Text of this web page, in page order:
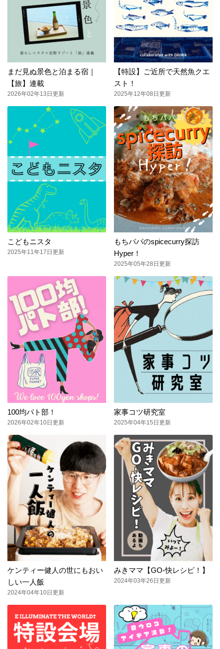
まだ見ぬ景色と泊まる宿｜
【旅】連載
2026年02年13日更新
【特設】ご近所で天然魚クエ
スト！
2025年12年08日更新
こどもニスタ
2025年11年17日更新
もちパパのspicecurry探訪
Hyper！
2025年05年28日更新
100均パト部！
2026年02年10日更新
家事コツ研究室
2025年04年15日更新
ケンティー健人の世にもおい
しい一人飯
2024年04年10日更新
みきママ【GO-快レシピ！】
2024年03年26日更新